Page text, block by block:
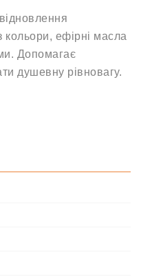
кольори, ефірні масла
Допомагає
душевну рівновагу.